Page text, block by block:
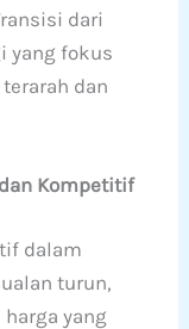
dari
yang fokus
dan
Kompetitif
dalam
turun,
yang